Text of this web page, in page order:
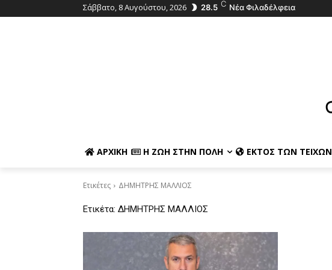
Σάββατο, 8 Αυγούστου, 2026 28.5 C Νέα Φιλαδέλφεια
ΑΡΧΙΚΉ Η ΖΩΉ ΣΤΗΝ ΠΌΛΗ ΕΚΤΌΣ ΤΩΝ ΤΕΙΧΏΝ
Ετικέτες ΔΗΜΗΤΡΗΣ ΜΑΛΛΙΟΣ
Ετικέτα: ΔΗΜΗΤΡΗΣ ΜΑΛΛΙΟΣ